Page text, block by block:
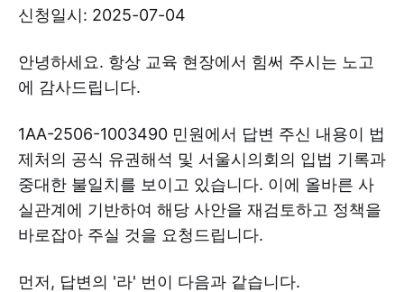
신청일시: 2025-07-04
안녕하세요. 항상 교육 현장에서 힘써 주시는 노고
에 감사드립니다.
1AA-2506-1003490 민원에서 답변 주신 내용이 법
제처의 공식 유권해석 및 서울시의회의 입법 기록과
중대한 불일치를 보이고 있습니다. 이에 올바른 사
실관계에 기반하여 해당 사안을 재검토하고 정책을
바로잡아 주실 것을 요청드립니다.
먼저, 답변의 '라' 번이 다음과 같습니다.